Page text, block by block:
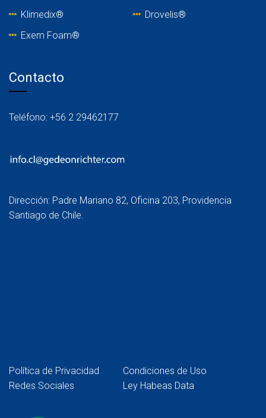
Klimedix®
Drovelis®
Exem Foam®
Contacto
Teléfono: +56 2 29462177
Dirección: Padre Mariano 82, Oficina 203, Providencia
Santiago de Chile.
Política de Privacidad
Condiciones de Uso
Redes Sociales
Ley Habeas Data